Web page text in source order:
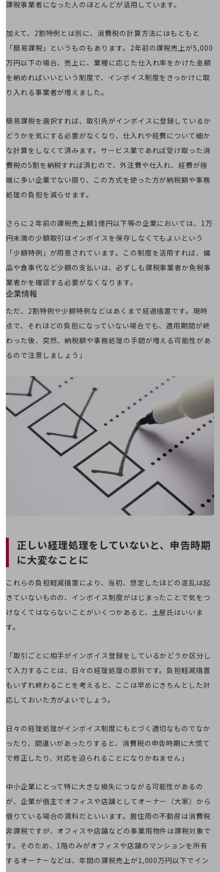
業界から見つける
製造業
建設業
ゲーム感覚で見つける
ビジネスお悩み診断
NTTドコモビジネス
オンラインショップ
モバイル・ICTサービスをオンラインで
相談・申し込みができるバーチャルショップ
サービス・商品を探す
100回線以上のお問い合わせ・お見積りはこちら
別ウィンドウで開きます
企業情報
会社案内
会社案内TOP
組織
沿革
社長からのご挨拶
事業拠点
グループ会社
会社案内パンフレット
ニュースルーム
ニュースルームTOP
社外からの評価実績
サステナビリティ
サステナビリティTOP
NTTドコモビジネスグループのサステナビリティ
サステナビリティ基本方針
サステナビリティレポート
経営情報TOP
業績
基礎的電気通信役務損益明細表
採用情報TOP
経験者採用
障がい者採用
人材育成制度
広告・協賛
協賛
課税事業者になった人のほとんどが活用しています。
加えて、2割特例とは別に、消費税の計算方法にはもともと
「簡易課税」というものもあります。2年前の課税売上が5,000
万円以下の場合、売上に、業種に応じた仕入れ率をかけた金額
を納めればいいという制度で、インボイス制度をきっかけに取
り入れる事業者が増えました。
簡易課税を選択すれば、取引先がインボイスに登録しているか
どうかを気にする必要がなくなり、仕入れや経費について細か
な計算をしなくて済みます。サービス業であれば受け取った消
費税の5割を納税すれば済むので、外注費や仕入れ、経費が極
端に多い企業でない限り、この方式を使った方が納税額や事務
処理の負担を減らせます。
さらに２年前の課税売上額1億円以下等の企業においては、1万
円未満の少額取引はインボイスを保存しなくてもよいという
「少額特例」が用意されています。この制度を活用すれば、備
品や食事代など少額の支払いは、必ずしも課税事業者か免税事
業者かを確認する必要がなくなります。
ただ、2割特例や少額特例などはあくまで経過措置です。現時
点で、それほどの負担になっていない場合でも、適用期間が終
わった後、突然、納税額や事務処理の手間が増える可能性があ
るので注意しましょう」
正しい経理処理をしていないと、 申告時期
に大変なことに
これらの負担軽減措置により、当初、想定したほどの混乱は起
きていないものの、インボイス制度がはじまったことで気をつ
けなくてはならないことがいくつかあると、土屋氏はいいま
す。
「取引ごとに相手がインボイス登録をしているかどうか区分し
て入力することは、日々の経理処理の原則です。負担軽減措置
もいずれ終わることを考えると、ここは早めにきちんとした対
応しておいた方がよいでしょう。
日々の経理処理がインボイス制度にもとづく適切なものでなか
ったり、間違いがあったりすると、消費税の申告時期に大慌て
で修正したり、対応を迫られることになりかねません」
中小企業にとって特に大きな損失につながる可能性があるの
が、企業が借主でオフィスや店舗としてオーナー（大家）から
借りている場合の賃料だといいます。居住用の不動産は消費税
非課税ですが、オフィスや店舗などの事業用物件は課税対象で
す。そのため、1階のみがオフィスや店舗のマンションを所有
するオーナーなどは、年間の課税売上が1,000万円以下でイン